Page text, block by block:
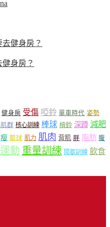
身房？
健身房 受傷 啞鈴 單車時代 姿勢
群 核心訓練 棒球 槓鈴 深蹲 減肥
瘦 籃球 肌力 肌肉 背肌 胖 脂肪 腹
運動 重量訓練 間歇訓練 飲食